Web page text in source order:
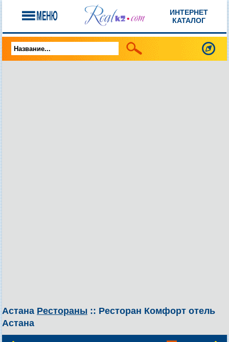
ИНТЕРНЕТ
КАТАЛОГ
Астана Рестораны :: Ресторан Комфорт отель
Астана